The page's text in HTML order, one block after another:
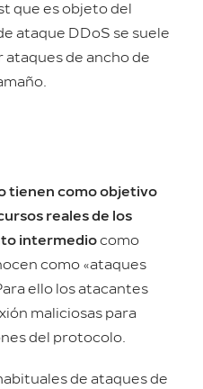
que es objeto del
ataque DDoS se suele
ataques de ancho de
tienen como objetivo
reales de los
intermediocomo
como «ataques
ello los atacantes
maliciosas para
del protocolo.
de ataques de